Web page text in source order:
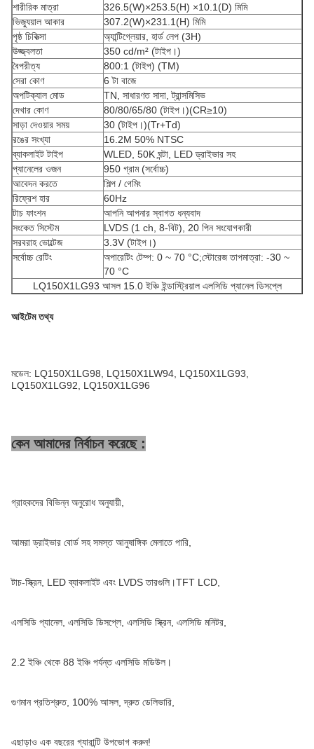
শারীরিক মাত্রা
326.5(W)×253.5(H) ×10.1(D) মিমি
ভিজ্যুয়াল আকার
307.2(W)×231.1(H) মিমি
পৃষ্ঠ চিকিত্সা
অ্যান্টিগ্লেয়ার, হার্ড লেপ (3H)
উজ্জ্বলতা
350 cd/m² (টাইপ।)
বৈপরীত্য
800:1 (টাইপ) (TM)
সেরা কোণ
6 টা বাজে
অপটিক্যাল মোড
TN, সাধারণত সাদা, ট্রান্সমিসিভ
দেখার কোণ
80/80/65/80 (টাইপ।)(CR≥10)
সাড়া দেওয়ার সময়
30 (টাইপ।)(Tr+Td)
রঙের সংখ্যা
16.2M 50% NTSC
ব্যাকলাইট টাইপ
WLED, 50K ঘন্টা, LED ড্রাইভার সহ
প্যানেলের ওজন
950 গ্রাম (সর্বোচ্চ)
আবেদন করতে
শিল্প / গেমিং
রিফ্রেশ হার
60Hz
টাচ ফাংশন
আপনি আপনার স্বাগত ধন্যবাদ
সংকেত সিস্টেম
LVDS (1 ch, 8-বিট), 20 পিন সংযোগকারী
সরবরাহ ভোল্টেজ
3.3V (টাইপ।)
সর্বোচ্চ রেটিং
অপারেটিং টেম্প: 0 ~ 70 °C;স্টোরেজ তাপমাত্রা: -30 ~
70 °C
LQ150X1LG93 আসল 15.0 ইঞ্চি ইন্ডাস্ট্রিয়াল এলসিডি প্যানেল ডিসপ্লে
আইটেম তথ্য
মডেল: LQ150X1LG98, LQ150X1LW94, LQ150X1LG93,
LQ150X1LG92, LQ150X1LG96
কেন আমাদের নির্বাচন করেছে :
গ্রাহকদের বিভিন্ন অনুরোধ অনুযায়ী,
আমরা ড্রাইভার বোর্ড সহ সমস্ত আনুষাঙ্গিক মেলাতে পারি,
টাচ-স্ক্রিন, LED ব্যাকলাইট এবং LVDS তারগুলি।TFT LCD,
এলসিডি প্যানেল, এলসিডি ডিসপ্লে, এলসিডি স্ক্রিন, এলসিডি মনিটর,
2.2 ইঞ্চি থেকে 88 ইঞ্চি পর্যন্ত এলসিডি মডিউল।
গুণমান প্রতিশ্রুত, 100% আসল, দ্রুত ডেলিভারি,
এছাড়াও এক বছরের গ্যারান্টি উপভোগ করুন!